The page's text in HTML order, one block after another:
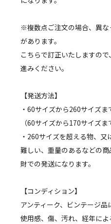
※複数点ご注文の場合、異
があります。
こちらで訂正いたしますの
進みください。
【発送方法】
・60サイズから260サイズま
（60サイズから170サイズ
・260サイズを超える物、
難しい、重量のあるなどの
財での発送になります。
【コンディション】
アンティーク、ビンテージ品
使用感、傷、汚れ、経年によ